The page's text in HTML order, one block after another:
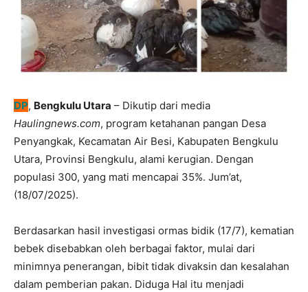
DP, Bengkulu Utara – Dikutip dari media
Haulingnews.com, program ketahanan pangan Desa
Penyangkak, Kecamatan Air Besi, Kabupaten Bengkulu
Utara, Provinsi Bengkulu, alami kerugian. Dengan
populasi 300, yang mati mencapai 35%. Jum’at,
(18/07/2025).
Berdasarkan hasil investigasi ormas bidik (17/7), kematian
bebek disebabkan oleh berbagai faktor, mulai dari
minimnya penerangan, bibit tidak divaksin dan kesalahan
dalam pemberian pakan. Diduga Hal itu menjadi